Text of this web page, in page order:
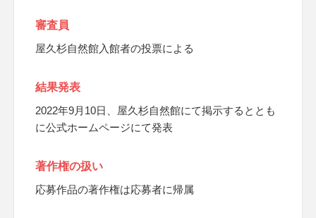
審査員
屋久杉自然館入館者の投票による
結果発表
2022年9月10日、屋久杉自然館にて掲示するととも
に公式ホームページにて発表
著作権の扱い
応募作品の著作権は応募者に帰属